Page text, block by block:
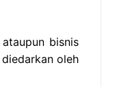
bisnis
oleh